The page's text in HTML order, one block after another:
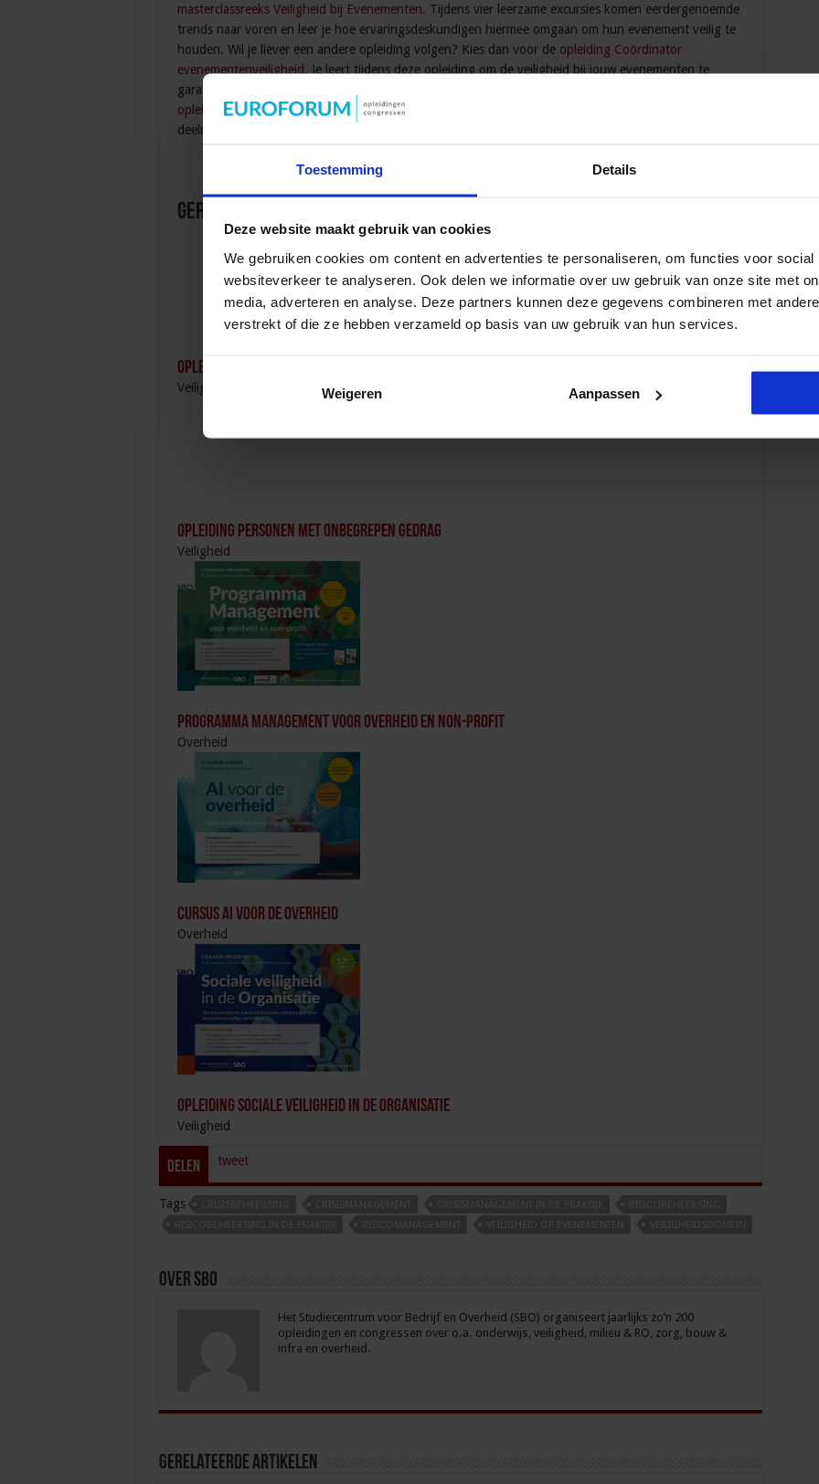
Toestemming Details
Deze website maakt gebruik van cookies
We gebruiken cookies om content en advertenties te personaliseren, om functies voor
websiteverkeer te analyseren. Ook delen we informatie over uw gebruik van onze site met
media, adverteren en analyse. Deze partners kunnen deze gegevens combineren met
verstrekt of die ze hebben verzameld op basis van uw gebruik van hun services.
Weigeren Aanpassen
masterclassreeks Veiligheid bij Evenementen. Tijdens vier leerzame excursies komen eerdergenoemde
trends naar voren en leer je hoe ervaringsdeskundigen hiermee omgaan om hun evenement veilig te
houden. Wil je liever een andere opleiding volgen? Kies dan voor de opleiding Coördinator
evenementenveiligheid. Je leert tijdens deze opleiding om de veiligheid bij jouw evenementen te
garanderen. Een opleiding binnen jouw organisatie op maat volgen? Dat kan met onze
opleidingen ! Een bedrijfsopleiding op maat biedt diverse voordelen voor jouw organisatie en de
deelnemers, namelijk inhoud op maat, kennisbehoud, kostenefficiëntie en binnen jullie schema.
Gerelateerde Opleidingen en Cursussen
Opleiding Coördinator nazorg ex-gedetineerden
Veiligheid
Opleiding Personen met onbegrepen gedrag
Veiligheid
Programma Management voor overheid en non-profit
Overheid
Cursus AI voor de overheid
Overheid
Opleiding Sociale Veiligheid in de Organisatie
Veiligheid
Delen tweet
Tags
Over sbo
Het Studiecentrum voor Bedrijf en Overheid (SBO) organiseert jaarlijks zo’n 200
opleidingen en congressen over o.a. onderwijs, veiligheid, milieu & RO, zorg, bouw &
infra en overheid.
Gerelateerde Artikelen